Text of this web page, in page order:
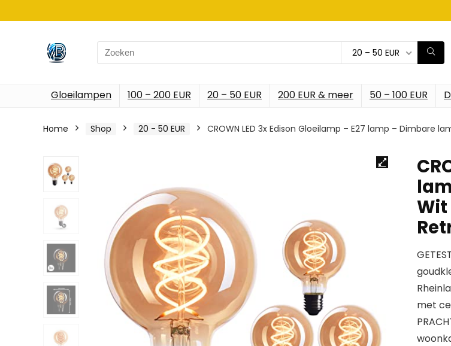
Search
for:
20 – 50 EUR
Gloeilampen 100 – 200 EUR 20 – 50 EUR 200 EUR & meer 50 – 100 EUR
Home Shop 20 - 50 EUR CROWN LED 3x Edison Gloeilamp – E27 lamp – Dimbare
Wit
met